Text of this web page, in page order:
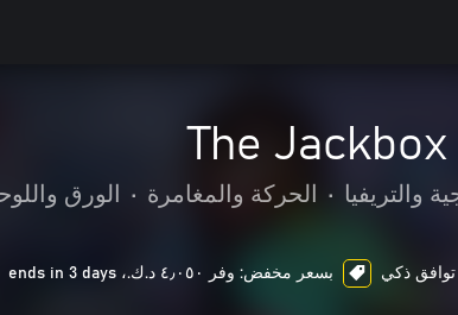
The
والتريفيا • الحركة والمغامرة • الورق
توافق ذكي بسعر مخفض: وفر ٤٫٠٥٠ د.ك.‏، ends in 3 days